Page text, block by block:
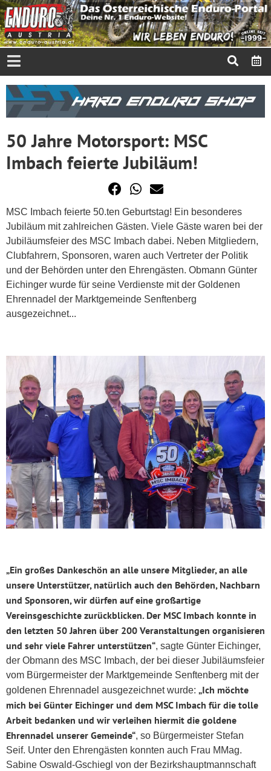
50 Jahre Motorsport: MSC
Imbach feierte Jubiläum!
MSC Imbach feierte 50.ten Geburtstag! Ein besonderes
Jubiläum mit zahlreichen Gästen. Viele Gäste waren bei der
Jubiläumsfeier des MSC Imbach dabei. Neben Mitgliedern,
Clubfahrern, Sponsoren, waren auch Vertreter der Politik
und der Behörden unter den Ehrengästen. Obmann Günter
Eichinger wurde für seine Verdienste mit der Goldenen
Ehrennadel der Marktgemeinde Senftenberg
ausgezeichnet...
„Ein großes Dankeschön an alle unsere Mitglieder, an alle
unsere Unterstützer, natürlich auch den Behörden, Nachbarn
und Sponsoren, wir dürfen auf eine großartige
Vereinsgeschichte zurückblicken. Der MSC Imbach konnte in
den letzten 50 Jahren über 200 Veranstaltungen organisieren
und sehr viele Fahrer unterstützen“, sagte Günter Eichinger,
der Obmann des MSC Imbach, der bei dieser Jubiläumsfeier
vom Bürgermeister der Marktgemeinde Senftenberg mit der
goldenen Ehrennadel ausgezeichnet wurde: „Ich möchte
mich bei Günter Eichinger und dem MSC Imbach für die tolle
Arbeit bedanken und wir verleihen hiermit die goldene
Ehrennadel unserer Gemeinde“, so Bürgermeister Stefan
Seif. Unter den Ehrengästen konnten auch Frau MMag.
Sabine Oswald-Gschiegl von der Bezirkshauptmannschaft